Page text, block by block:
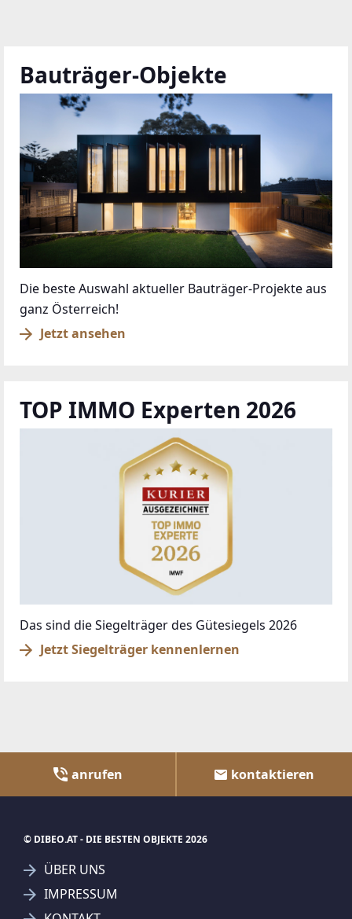
Bauträger-Objekte
Die beste Auswahl aktueller Bauträger-Projekte aus
ganz Österreich!
Jetzt ansehen
TOP IMMO Experten 2026
Das sind die Siegelträger des Gütesiegels 2026
Jetzt Siegelträger kennenlernen
anrufen kontaktieren
© DIBEO.AT - DIE BESTEN OBJEKTE 2026
ÜBER UNS
IMPRESSUM